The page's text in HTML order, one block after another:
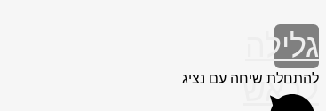
גלילה
לראש
להתחלת שיחה עם נציג